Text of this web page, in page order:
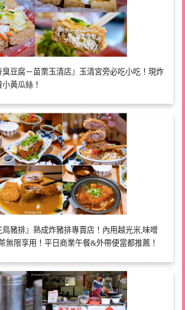
豆腐－苗栗玉清店』玉清宮旁必吃小吃！現炸
黃瓜絲！
豬排』熟成炸豬排專賣店！內用越光米,味噌
無限享用！平日商業午餐&外帶便當都推薦！